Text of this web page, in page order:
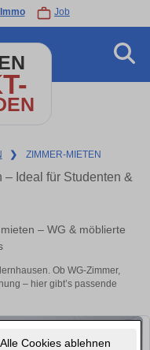
Alle Cookies ablehnen
Immo Job
❯ ZIMMER-MIETEN
Ideal für Studenten &
– WG & möblierte
Ob WG-Zimmer,
– hier gibt’s passende